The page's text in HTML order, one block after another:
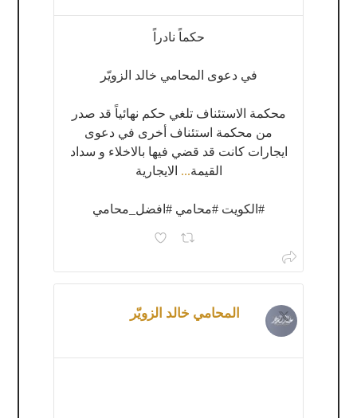
حكماً نادراً
في دعوى المحامي خالد الزويّر
محكمة الاستئناف تلغي حكم نهائياً قد صدر
من محكمة استئناف أخرى في دعوى
ايجارات كانت قد قضي فيها بالاخلاء و سداد
القيمة... الايجارية
#الكويت #محامي #افضل_محامي
المحامي خالد الزويّر